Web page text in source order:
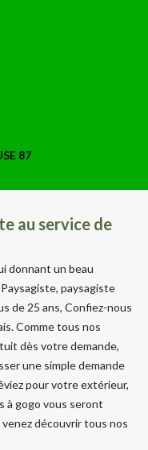
87
au service de
donnant un beau
paysagiste
de 25 ans, Confiez-nous
Comme tous nos
dès votre demande,
une simple demande
pour votre extérieur,
à gogo vous seront
découvrir tous nos